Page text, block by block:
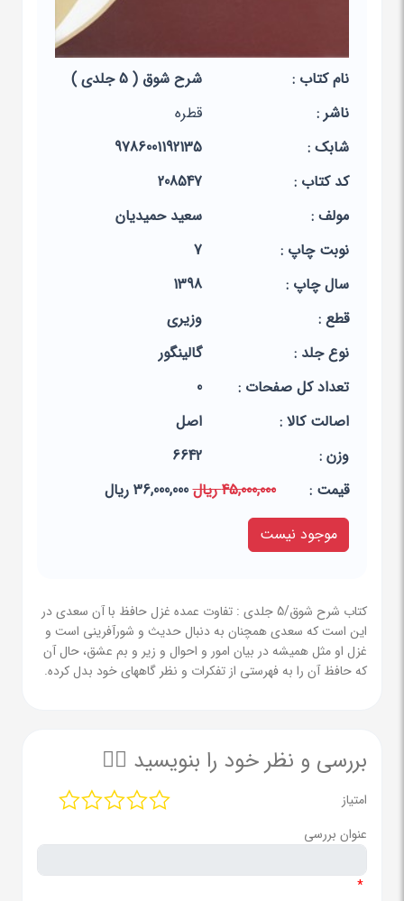
نام کتاب :
شرح شوق ( 5 جلدی )
ناشر :
قطره
شابک :
9786001192135
کد کتاب :
208547
مولف :
سعید حمیدیان
نوبت چاپ :
7
سال چاپ :
1398
قطع :
وزیری
نوع جلد :
گالینگور
تعداد کل صفحات :
0
اصالت کالا :
اصل
وزن :
6642
قيمت :
45,000,000 ریال
36,000,000 ریال
موجود نیست
کتاب شرح شوق/5 جلدی : تفاوت عمده غزل حافظ با آن سعدی در
این است که سعدی همچنان به دنبال حدیث و شورآفرینی است و
غزل او مثل همیشه در بیان امور و احوال و زیر و بم عشق، حال آن
که حافظ آن را به فهرستی از تفکرات و نظر گاههای خود بدل کرده.
بررسی و نظر خود را بنویسید ✍🏻
امتیاز
عنوان بررسی
*